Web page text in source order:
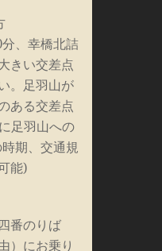
、幸橋北詰
きい交差点
。足羽山が
ある交差点
足羽山への
期、交通規
能)
番のりば
）にお乗り